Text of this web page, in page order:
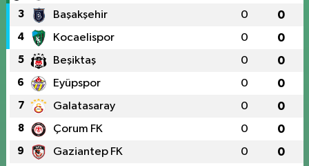
3 Başakşehir 0 0
4 Kocaelispor 0 0
5 Beşiktaş 0 0
6 Eyüpspor 0 0
7 Galatasaray 0 0
8 Çorum FK 0 0
9 Gaziantep FK 0 0